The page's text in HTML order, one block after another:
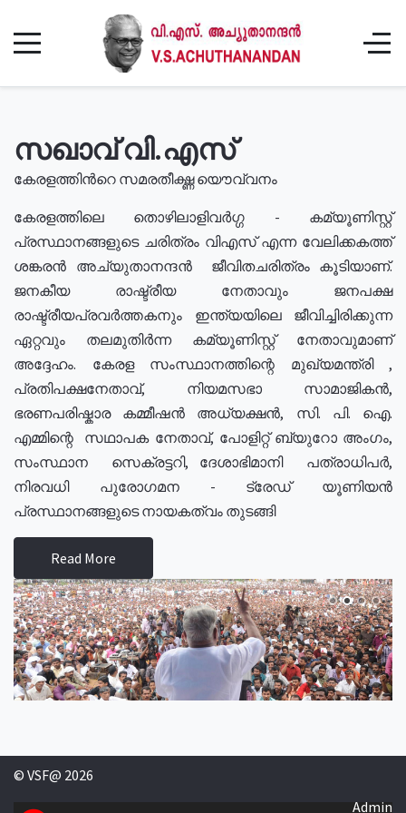
സഖാവ് വി.എസ്
കേരളത്തിൻറെ സമരതീക്ഷ്ണ യൌവ്വനം
കേരളത്തിലെ തൊഴിലാളിവർഗ്ഗ - കമ്യൂണിസ്റ്റ്
പ്രസ്ഥാനങ്ങളുടെ ചരിത്രം വിഎസ് എന്ന വേലിക്കകത്ത്
ശങ്കരൻ അച്യുതാനന്ദൻ ജീവിതചരിത്രം കൂടിയാണ്.
ജനകീയ രാഷ്ട്രീയ നേതാവും ജനപക്ഷ
രാഷ്ട്രീയപ്രവർത്തകനും ഇന്ത്യയിലെ ജീവിച്ചിരിക്കുന്ന
ഏറ്റവും തലമുതിർന്ന കമ്യൂണിസ്റ്റ് നേതാവുമാണ്
അദ്ദേഹം. കേരള സംസ്ഥാനത്തിന്റെ മുഖ്യമന്ത്രി ,
പ്രതിപക്ഷനേതാവ്, നിയമസഭാ സാമാജികൻ,
ഭരണപരിഷ്കാര കമ്മീഷൻ അധ്യക്ഷൻ, സി. പി. ഐ.
എമ്മിന്റെ സഥാപക നേതാവ്, പോളിറ്റ് ബ്യുറോ അംഗം,
സംസ്ഥാന സെക്രട്ടറി, ദേശാഭിമാനി പത്രാധിപർ,
നിരവധി പുരോഗമന - ട്രേഡ് യൂണിയൻ
പ്രസ്ഥാനങ്ങളുടെ നായകത്വം തുടങ്ങി
Read More
© VSF@ 2026
Admin